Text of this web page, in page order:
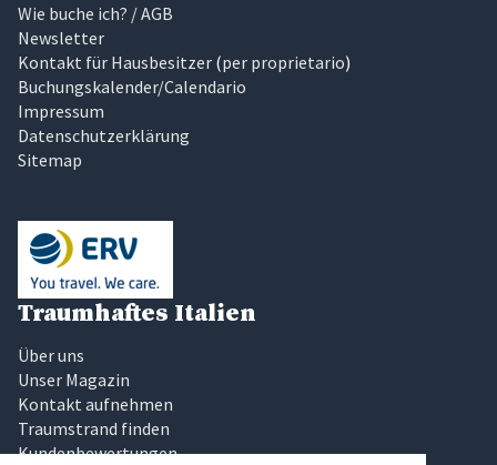
Wie buche ich? / AGB
Newsletter
Kontakt für Hausbesitzer (per proprietario)
Buchungskalender/Calendario
Impressum
Datenschutzerklärung
Sitemap
Traumhaftes Italien
Über uns
Unser Magazin
Kontakt aufnehmen
Traumstrand finden
Kundenbewertungen